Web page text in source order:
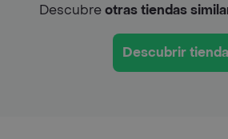
Descubreotras tiendas
Descubrir